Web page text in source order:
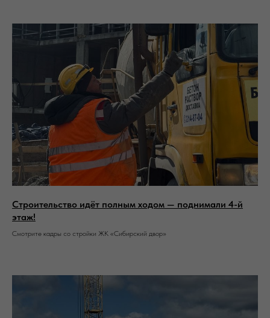
Строительство идёт полным ходом — поднимали 4-й
этаж!
Смотрите кадры со стройки ЖК «Сибирский двор»